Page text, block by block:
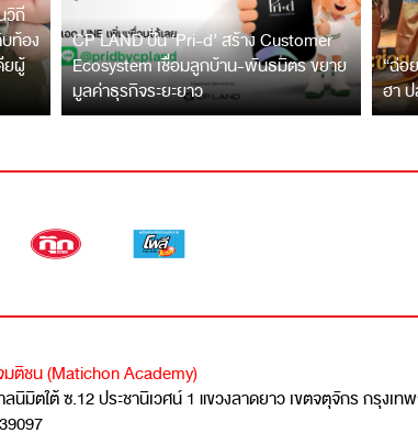
วิถี
ท้อง
ยผู้
CP LAND ปั้น ‘Pri-d’ สร้าง Customer
Ecosystem เชื่อมลูกบ้าน-พันธมิตร ขยาย
มูลค่าธุรกิจระยะยาว
“ฉ่อ
ฮา ป
ติชน (Matichon Academy)
นิมิตใต้ ซ.12 ประชานิเวศน์ 1 แขวงลาดยาว เขตจตุจักร กรุงเท